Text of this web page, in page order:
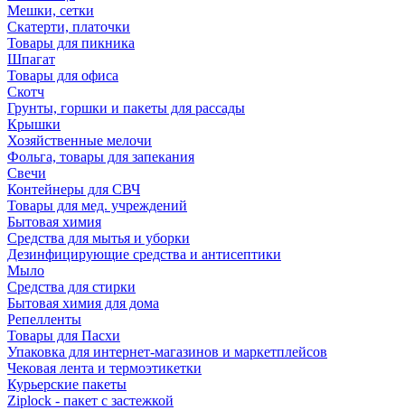
Мешки, сетки
Скатерти, платочки
Товары для пикника
Шпагат
Товары для офиса
Скотч
Грунты, горшки и пакеты для рассады
Крышки
Хозяйственные мелочи
Фольга, товары для запекания
Свечи
Контейнеры для СВЧ
Товары для мед. учреждений
Бытовая химия
Средства для мытья и уборки
Дезинфицирующие средства и антисептики
Мыло
Средства для стирки
Бытовая химия для дома
Репелленты
Товары для Пасхи
Упаковка для интернет-магазинов и маркетплейсов
Чековая лента и термоэтикетки
Курьерские пакеты
Ziplock - пакет с застежкой